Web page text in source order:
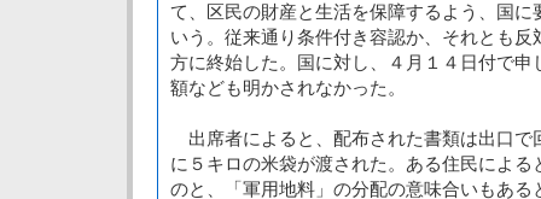
て、区民の財産と生活を保障するよう、国に
いう。従来通り条件付き容認か、それとも
方に終始した。国に対し、４月１４日付で申
額なども明かされなかった。
出席者によると、配布された書類は出口で
に５キロの米袋が渡された。ある住民によ
のと、「軍用地料」の分配の意味合いもある